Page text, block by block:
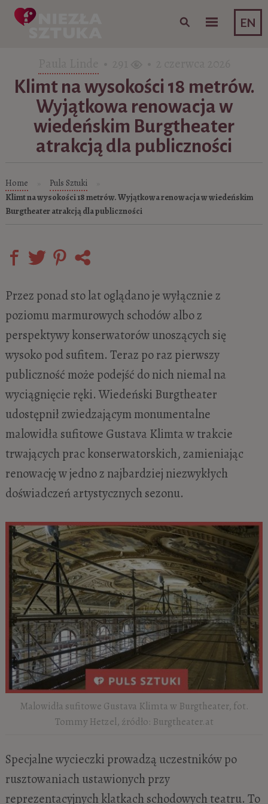
EN
Skip to content
Klimt na wysokości 18 metrów.
Wyjątkowa renowacja w
wiedeńskim Burgtheater
atrakcją dla publiczności
Home Puls Sztuki
Klimt na wysokości 18 metrów. Wyjątkowa renowacja w wiedeńskim
Burgtheater atrakcją dla publiczności
Przez ponad sto lat oglądano je wyłącznie z
poziomu marmurowych schodów albo z
perspektywy konserwatorów unoszących się
wysoko pod sufitem. Teraz po raz pierwszy
publiczność może podejść do nich niemal na
wyciągnięcie ręki. Wiedeński Burgtheater
udostępnił zwiedzającym monumentalne
malowidła sufitowe Gustava Klimta w trakcie
trwających prac konserwatorskich, zamieniając
renowację w jedno z najbardziej niezwykłych
doświadczeń artystycznych sezonu.
Malowidła sufitowe Gustava Klimta w Burgtheater, fot.
Tommy Hetzel, źródło: Burgtheater.at
Specjalne wycieczki prowadzą uczestników po
rusztowaniach ustawionych przy
reprezentacyjnych klatkach schodowych teatru. To